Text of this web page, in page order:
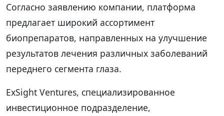
Согласно заявлению компании, платформа
предлагает широкий ассортимент
биопрепаратов, направленных на улучшение
результатов лечения различных заболеваний
переднего сегмента глаза.
ExSight Ventures, специализированное
инвестиционное подразделение,